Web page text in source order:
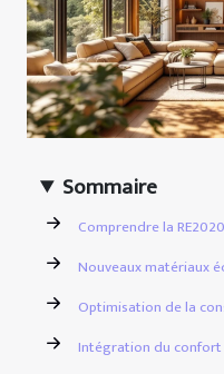
Sommaire
Comprendre la RE2020
Nouveaux matériaux
Optimisation de la
Intégration du confort